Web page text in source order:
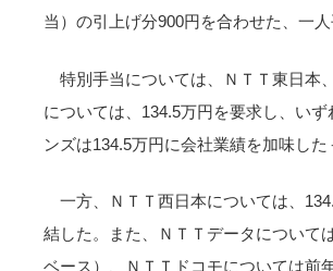
当）の引上げ分900円を合わせた、一
特別手当については、ＮＴＴ東日本
については、134.5万円を要求し、い
ンズは134.5万円に会社業績を加味し
一方、ＮＴＴ西日本については、
結した。また、ＮＴＴデータについて
ベース）、ＮＴＴドコモについては前